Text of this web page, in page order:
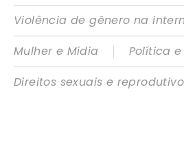
Violência de gênero na
Mulher e Mídia
|
Política
Direitos sexuais e